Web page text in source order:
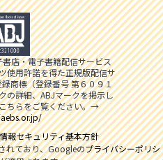
店・電子書籍配信サービス
使用許諾を得た正規版配信サ
商標（登録番号 第６０９１
の詳細、ABJマークを掲示し
こちらをご覧ください。→
報セキュリティ基本方針
れており、Googleのプライバシーポリシ